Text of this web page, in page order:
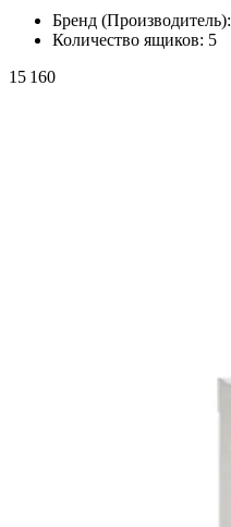
Бренд (Производитель):
Количество ящиков: 5
15 160